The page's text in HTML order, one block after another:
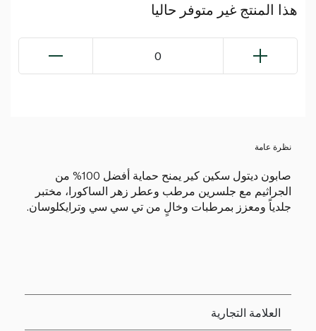
هذا المنتج غير متوفر حاليا
0
نظرة عامة
صابون ديتول سكين كير يمنح حماية أفضل 100% من
الجراثيم مع جلسرين مرطب وعطر زهر الساكورا، مختبر
جلدياً ومعزز بمرطبات وخالٍ من تي سي سي وترايكلوسان.
العلامة التجارية